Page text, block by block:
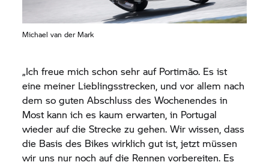
Michael van der Mark
„Ich freue mich schon sehr auf Portimão. Es ist
eine meiner Lieblingsstrecken, und vor allem nach
dem so guten Abschluss des Wochenendes in
Most kann ich es kaum erwarten, in Portugal
wieder auf die Strecke zu gehen. Wir wissen, dass
die Basis des Bikes wirklich gut ist, jetzt müssen
wir uns nur noch auf die Rennen vorbereiten. Es